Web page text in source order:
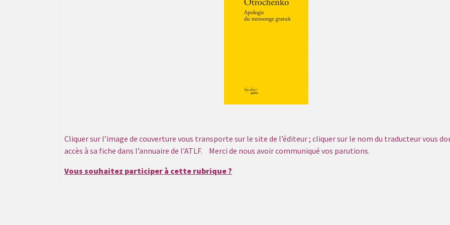
Cliquer sur l’image de couverture vous transporte sur le site de l’éditeur ; cliquer sur le nom du traducteur vous
accès à sa fiche dans l’annuaire de l’ATLF. Merci de nous avoir communiqué vos parutions.
Vous souhaitez participer à cette rubrique ?